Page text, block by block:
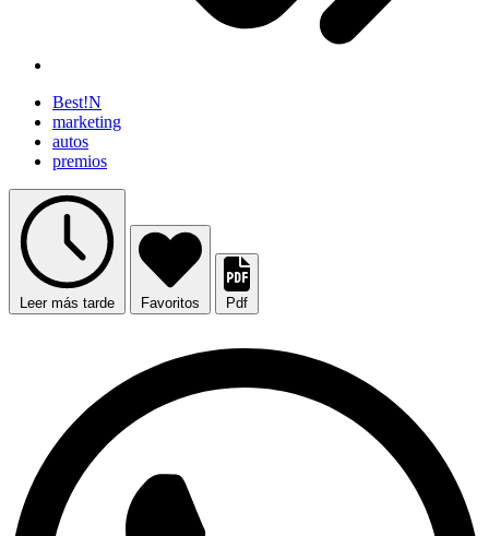
Best!N
marketing
autos
premios
Leer más tarde Favoritos Pdf